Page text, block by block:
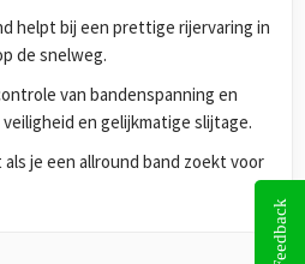
helpt bij een prettige rijervaring in
de snelweg.
van bandenspanning en
en gelijkmatige slijtage.
als je een allround band zoekt voor
Feedback